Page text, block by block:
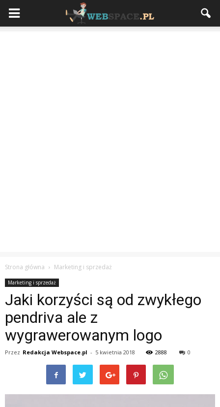
Strona główna Marketing i sprzedaż
Marketing i sprzedaż
Jaki korzyści są od zwykłego
pendriva ale z
wygrawerowanym logo
Przez Redakcja Webspace.pl - 5 kwietnia 2018 2888 0